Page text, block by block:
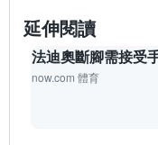
延伸閱讀
法迪奧斷腳需接受
now.com 體育